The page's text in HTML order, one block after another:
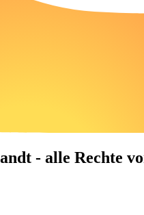
- alle Rechte